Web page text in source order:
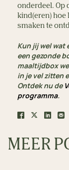
onderdeel. Op
kind(eren) hoe
smaken te
Kun jij wel wat
een gezonde
maaltijdbox
in je vel zitten
Ontdek nu de
programma.
MEER